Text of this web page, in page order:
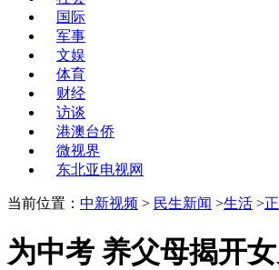
国际
军事
文娱
体育
财经
访谈
港澳台侨
微视界
东北亚电视网
当前位置： 中新视频 > 民生新闻 >生活 >
为中考 养父母揭开